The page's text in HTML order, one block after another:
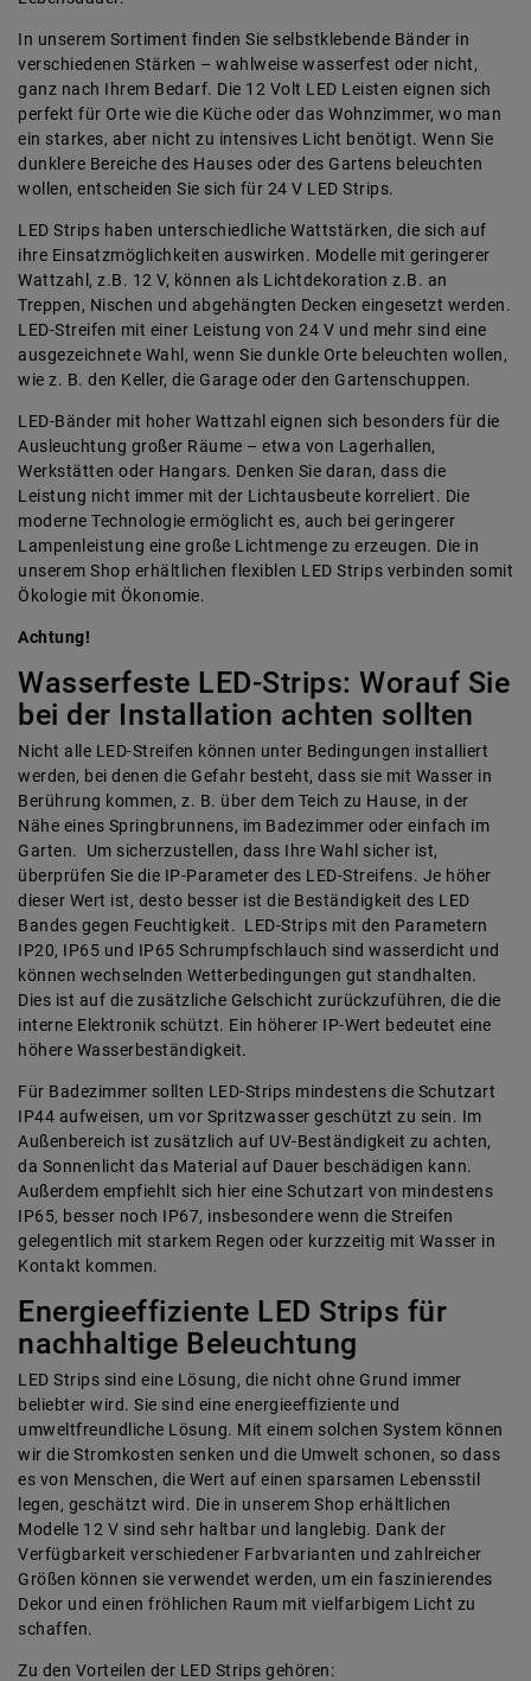
In unserem Sortiment finden Sie selbstklebende Bänder in
verschiedenen Stärken – wahlweise wasserfest oder nicht,
ganz nach Ihrem Bedarf. Die 12 Volt LED Leisten eignen sich
perfekt für Orte wie die Küche oder das Wohnzimmer, wo man
ein starkes, aber nicht zu intensives Licht benötigt. Wenn Sie
dunklere Bereiche des Hauses oder des Gartens beleuchten
wollen, entscheiden Sie sich für 24 V LED Strips.
LED Strips haben unterschiedliche Wattstärken, die sich auf
ihre Einsatzmöglichkeiten auswirken. Modelle mit geringerer
Wattzahl, z.B. 12 V, können als Lichtdekoration z.B. an
Treppen, Nischen und abgehängten Decken eingesetzt werden.
LED-Streifen mit einer Leistung von 24 V und mehr sind eine
ausgezeichnete Wahl, wenn Sie dunkle Orte beleuchten wollen,
wie z. B. den Keller, die Garage oder den Gartenschuppen.
LED-Bänder mit hoher Wattzahl eignen sich besonders für die
Ausleuchtung großer Räume – etwa von Lagerhallen,
Werkstätten oder Hangars. Denken Sie daran, dass die
Leistung nicht immer mit der Lichtausbeute korreliert. Die
moderne Technologie ermöglicht es, auch bei geringerer
Lampenleistung eine große Lichtmenge zu erzeugen. Die in
unserem Shop erhältlichen flexiblen LED Strips verbinden somit
Ökologie mit Ökonomie.
Achtung!
Wasserfeste LED-Strips: Worauf Sie
bei der Installation achten sollten
Nicht alle LED-Streifen können unter Bedingungen installiert
werden, bei denen die Gefahr besteht, dass sie mit Wasser in
Berührung kommen, z. B. über dem Teich zu Hause, in der
Nähe eines Springbrunnens, im Badezimmer oder einfach im
Garten. Um sicherzustellen, dass Ihre Wahl sicher ist,
überprüfen Sie die IP-Parameter des LED-Streifens. Je höher
dieser Wert ist, desto besser ist die Beständigkeit des LED
Bandes gegen Feuchtigkeit. LED-Strips mit den Parametern
IP20, IP65 und IP65 Schrumpfschlauch sind wasserdicht und
können wechselnden Wetterbedingungen gut standhalten.
Dies ist auf die zusätzliche Gelschicht zurückzuführen, die die
interne Elektronik schützt. Ein höherer IP-Wert bedeutet eine
höhere Wasserbeständigkeit.
Für Badezimmer sollten LED-Strips mindestens die Schutzart
IP44 aufweisen, um vor Spritzwasser geschützt zu sein. Im
Außenbereich ist zusätzlich auf UV-Beständigkeit zu achten,
da Sonnenlicht das Material auf Dauer beschädigen kann.
Außerdem empfiehlt sich hier eine Schutzart von mindestens
IP65, besser noch IP67, insbesondere wenn die Streifen
gelegentlich mit starkem Regen oder kurzzeitig mit Wasser in
Kontakt kommen.
Energieeffiziente LED Strips für
nachhaltige Beleuchtung
LED Strips sind eine Lösung, die nicht ohne Grund immer
beliebter wird. Sie sind eine energieeffiziente und
umweltfreundliche Lösung. Mit einem solchen System können
wir die Stromkosten senken und die Umwelt schonen, so dass
es von Menschen, die Wert auf einen sparsamen Lebensstil
legen, geschätzt wird. Die in unserem Shop erhältlichen
Modelle 12 V sind sehr haltbar und langlebig. Dank der
Verfügbarkeit verschiedener Farbvarianten und zahlreicher
Größen können sie verwendet werden, um ein faszinierendes
Dekor und einen fröhlichen Raum mit vielfarbigem Licht zu
schaffen.
Zu den Vorteilen der LED Strips gehören: